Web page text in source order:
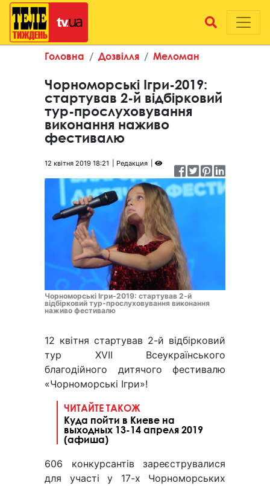
Головна Дозвілля Меломан
Чорноморські Ігри-2019:
стартував 2-й відбірковий
тур-прослуховування
виконання наживо
фестивалю
12 квітня 2019 18:21 Редакция
Чорноморські Ігри-2019: стартував 2-й
відбірковий тур-прослуховування виконання
наживо фестивалю
12 квітня стартував 2-й відбірковий
тур XVII Всеукраїнського
благодійного дитячого фестивалю
«Чорноморські Ігри»!
ЧИТАЙТЕ ТАКОЖ
Куда пойти в Киеве на
выходных 13-14 апреля 2019
(афиша)
606 конкурсантів зареєструвалися
для участі у 17-х Чорноморських